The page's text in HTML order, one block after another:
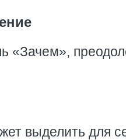
«Зачем»,
выделить для